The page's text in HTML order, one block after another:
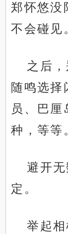
郑怀悠没
不会碰见
之后
随鸣选择
员、巴厘
种，等等
避开
定。
举起